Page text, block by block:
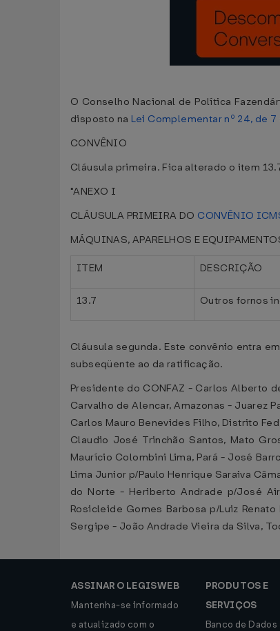
O Conselho Nacional de Política
disposto na Lei Complementar nº 24, de
CONVÊNIO
Cláusula primeira. Fica alterado o item
"ANEXO I
CLÁUSULA PRIMEIRA DO CONVÊNIO
MÁQUINAS, APARELHOS E
ITEM DESCRIÇÃO
13.7 Outros fornos
Cláusula segunda. Este convênio entra
subseqüente ao da ratificação.
Presidente do CONFAZ - Carlos Alberto
Carvalho de Alencar, Amazonas - Juarez
Carlos Mauro Benevides Filho, Distrito
Claudio José Trinchão Santos, Mato
Maurício Colombini Lima, Pará - José
Lima Junior p/Paulo Henrique Saraiva
do Norte - Heriberto Andrade p/José
Rosicleide Gomes Barbosa p/Luiz
Sergipe - João Andrade Vieira da Silva,
ASSINAR O LEGISWEB
Mantenha-se informado
e atualizado com o
PRODUTOS E
SERVIÇOS
Banco de Dados